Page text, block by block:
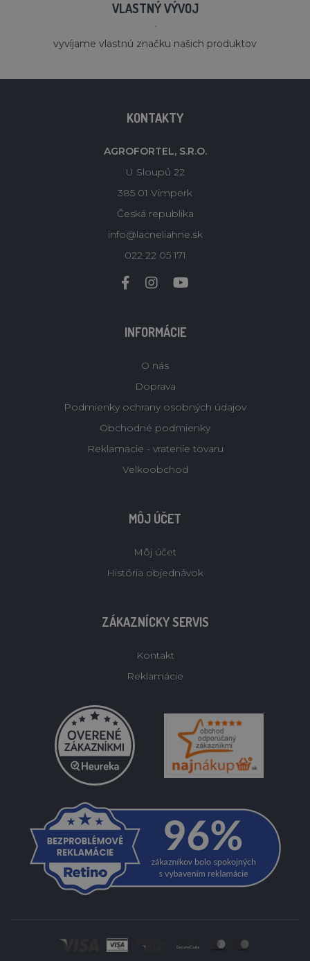
VLASTNÝ VÝVOJ
´
vyvíjame vlastnú značku našich produktov
KONTAKTY
AGROFORTEL, S.R.O.
U Sloupů 22
385 01 Vimperk
Česká republika
info@lacneliahne.sk
022 22 05 171
INFORMÁCIE
O nás
Doprava
Podmienky ochrany osobných údajov
Obchodné podmienky
Reklamacie - vratenie tovaru
Velkoobchod
MÔJ ÚČET
Môj účet
História objednávok
ZÁKAZNÍCKY SERVIS
Kontakt
Reklamácie